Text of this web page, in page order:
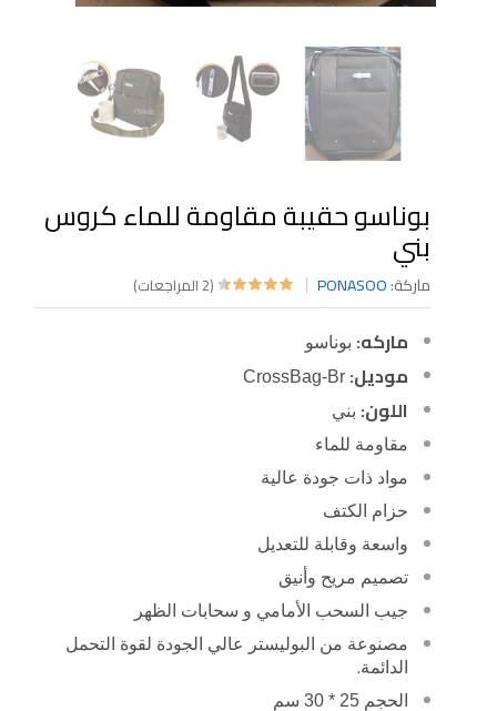
بوناسو حقيبة مقاومة للماء كروس
بني
ماركة:PONASOO (2 المراجعات)
ماركه: بوناسو
موديل:
اللون: بني
مقاومة للماء
مواد ذات جودة عالية
حزام الكتف
واسعة وقابلة للتعديل
تصميم مريح وأنيق
جيب السحب الأمامي و سحابات الظهر
مصنوعة من البوليستر عالي الجودة لقوة التحمل
الدائمة.
الحجم 25 * 30 سم